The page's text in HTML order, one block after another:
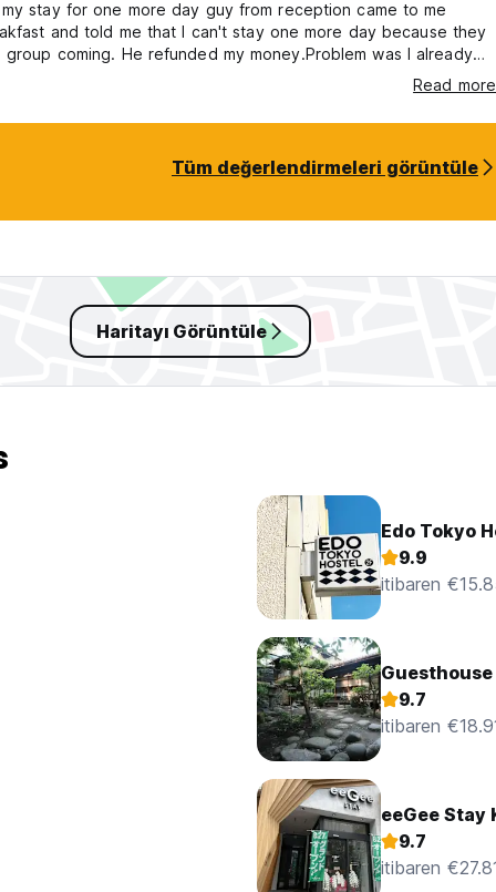
stay for one more day guy from reception came to me
and told me that I can't stay one more day because they
coming. He refunded my money.Problem was I already
and paid for tour.Eveything changed in a second. Where is
Japanese kindness and hospitality? Definitely not in this hostel
Read more
Tüm değerlendirmeleri görüntüle
Haritayı Görüntüle
Edo Tokyo
9.9
itibaren
9.7
itibaren
eeGee Stay
9.7
itibaren